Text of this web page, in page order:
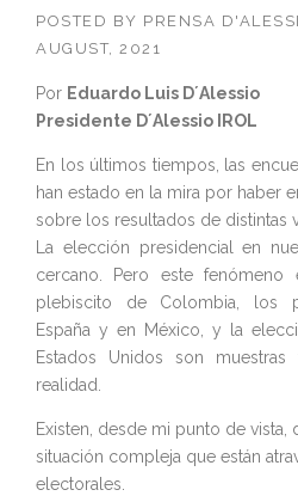
POSTED BY PRENSA
AUGUST, 2021
Por Eduardo Luis D´Alessio
Presidente D´Alessio IROL
En los últimos tiempos, las
han estado en la mira por haber
sobre los resultados de distintas
La elección presidencial en
cercano. Pero este
plebiscito de Colombia, los
España y en México, y la
Estados Unidos son
realidad.
Existen, desde mi punto de vista,
situación compleja que están
electorales.